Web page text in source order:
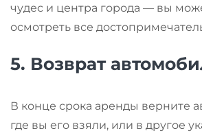
чудес и центра города — вы
осмотреть все
5. Возврат
В конце срока аренды верните
где вы его взяли, или в другое